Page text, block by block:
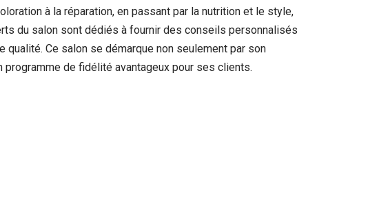
à la réparation, en passant par la nutrition et le style,
du salon sont dédiés à fournir des conseils personnalisés
Ce salon se démarque non seulement par son
programme de fidélité avantageux pour ses clients.